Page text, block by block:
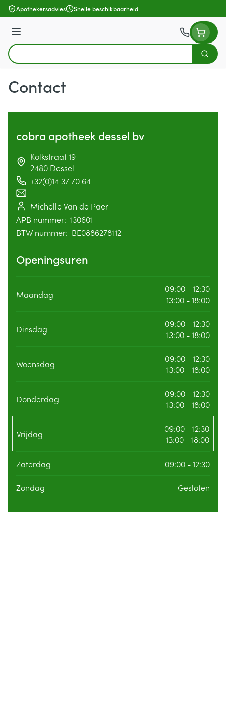
Ga naar de inhoud
Apothekersadvies Snelle beschikbaarheid
Menu
Product, merk, categorie...
Zoek
Contact
cobra apotheek dessel bv
address
Kolkstraat 19
2480 Dessel
Telefoon
+32(0)14 37 70 64
E-mailadres
Apotheek titularis
Michelle Van de Paer
APB nummer
APB nummer: 130601
BTW nummer
BTW nummer: BE0886278112
Openingsuren
Maandag
09:00 - 12:30
13:00 - 18:00
Dinsdag
09:00 - 12:30
13:00 - 18:00
Woensdag
09:00 - 12:30
13:00 - 18:00
Donderdag
09:00 - 12:30
13:00 - 18:00
Vrijdag
09:00 - 12:30
13:00 - 18:00
Zaterdag 09:00 - 12:30
Zondag Gesloten